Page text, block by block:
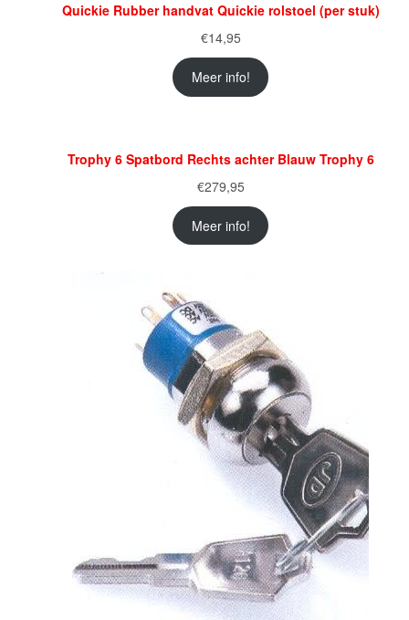
Quickie Rubber handvat Quickie rolstoel (per stuk)
€14,95
Meer info!
Trophy 6 Spatbord Rechts achter Blauw Trophy 6
€279,95
Meer info!